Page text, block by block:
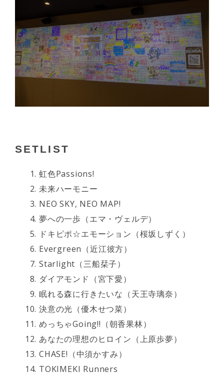
SETLIST
虹色Passions!
未来ハーモニー
NEO SKY, NEO MAP!
夢への一歩（エマ・ヴェルデ）
ドキピポ☆エモーション（桜坂しずく）
Evergreen（近江彼方）
Starlight（三船栞子）
ダイアモンド（宮下愛）
眠れる森に行きたいな（天王寺璃奈）
決意の光（優木せつ菜）
めっちゃGoing!!（朝香果林）
あなたの理想のヒロイン（上原歩夢）
CHASE!（中須かすみ）
TOKIMEKI Runners